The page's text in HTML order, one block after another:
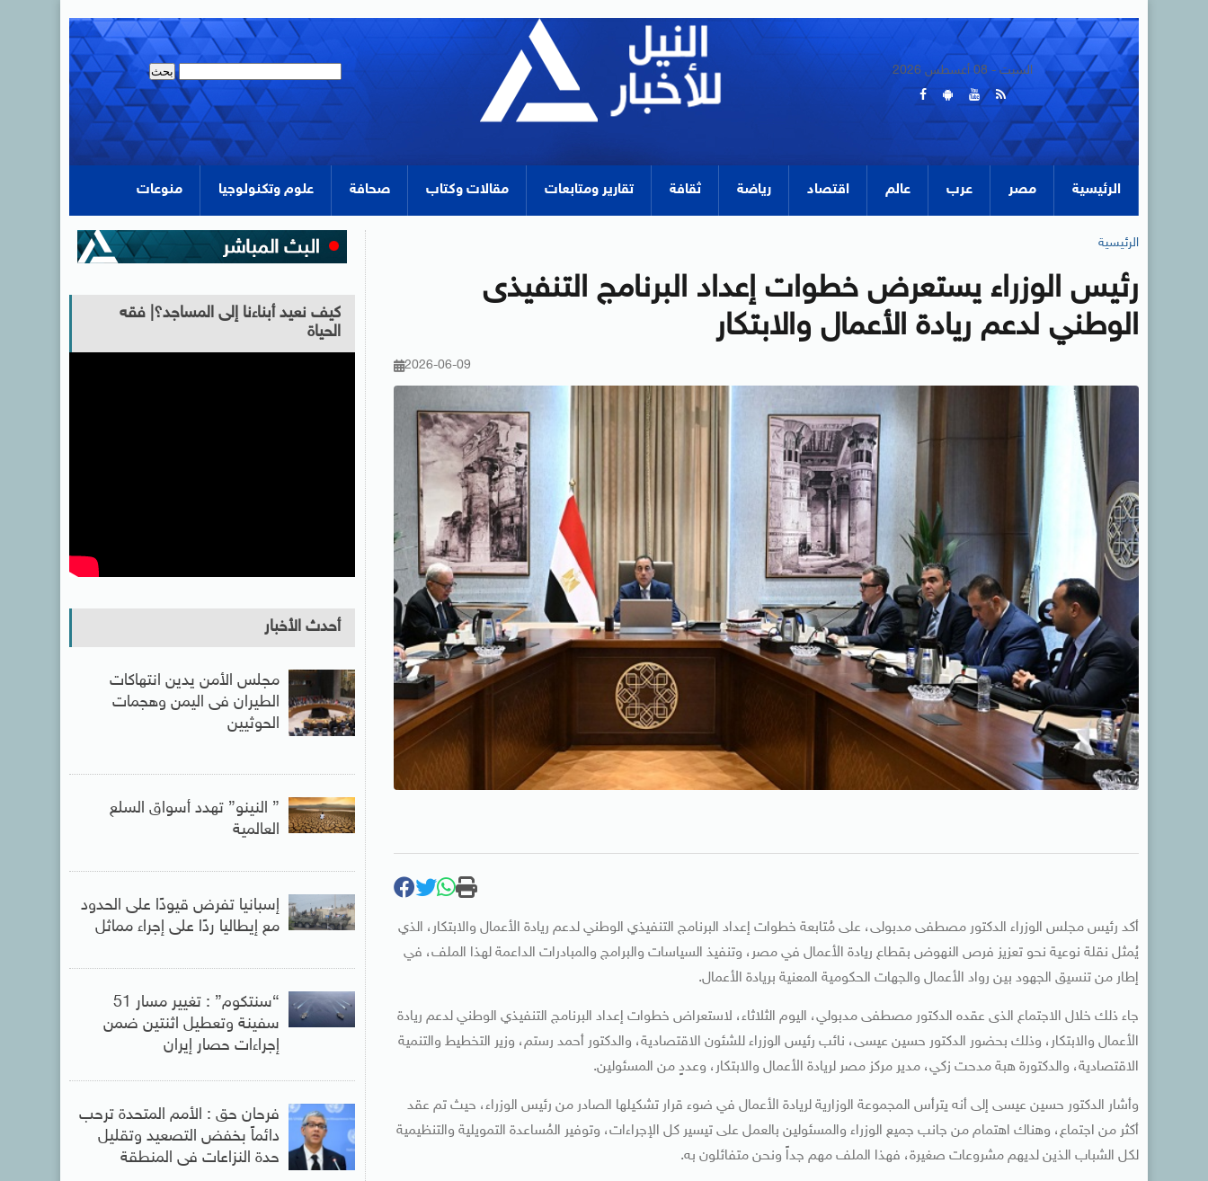
السبت - 08 أغسطس 2026
الرئيسية مصر عرب عالم اقتصاد رياضة ثقافة تقارير ومتابعات مقالات وكتاب صحافة علوم وتكنولوجيا منوعات
الرئيسية
رئيس الوزراء يستعرض خطوات إعداد البرنامج التنفيذى
الوطني لدعم ريادة الأعمال والابتكار
2026-06-09
أكد رئيس مجلس الوزراء الدكتور مصطفى مدبولى، على مُتابعة خطوات إعداد البرنامج التنفيذي الوطني لدعم ريادة الأعمال والابتكار، الذي
يُمثل نقلة نوعية نحو تعزيز فرص النهوض بقطاع ريادة الأعمال في مصر، وتنفيذ السياسات والبرامج والمبادرات الداعمة لهذا الملف، في
إطار من تنسيق الجهود بين رواد الأعمال والجهات الحكومية المعنية بريادة الأعمال.
جاء ذلك خلال الاجتماع الذى عقده الدكتور مصطفى مدبولي، اليوم الثلاثاء، لاستعراض خطوات إعداد البرنامج التنفيذي الوطني لدعم ريادة
الأعمال والابتكار، وذلك بحضور الدكتور حسين عيسى، نائب رئيس الوزراء للشئون الاقتصادية، والدكتور أحمد رستم، وزير التخطيط والتنمية
الاقتصادية، والدكتورة هبة مدحت زكي، مدير مركز مصر لريادة الأعمال والابتكار، وعددٍ من المسئولين.
وأشار الدكتور حسين عيسى إلى أنه يترأس المجموعة الوزارية لريادة الأعمال في ضوء قرار تشكيلها الصادر من رئيس الوزراء، حيث تم عقد
أكثر من اجتماع، وهناك اهتمام من جانب جميع الوزراء والمسئولين بالعمل على تيسير كل الإجراءات، وتوفير المُساعدة التمويلية والتنظيمية
لكل الشباب الذين لديهم مشروعات صغيرة، فهذا الملف مهم جداً ونحن متفائلون به.
كيف نعيد أبناءنا إلى المساجد؟| فقه
الحياة
أحدث الأخبار
مجلس الأمن يدين انتهاكات
الطيران فى اليمن وهجمات
الحوثيين
” النينو” تهدد أسواق السلع
العالمية
إسبانيا تفرض قيودًا على الحدود
مع إيطاليا ردًا على إجراء مماثل
“سنتكوم” : تغيير مسار 51
سفينة وتعطيل اثنتين ضمن
إجراءات حصار إيران
فرحان حق : الأمم المتحدة ترحب
دائماً بخفض التصعيد وتقليل
حدة النزاعات فى المنطقة